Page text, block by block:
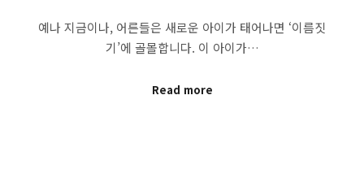
예나 지금이나, 어른들은 새로운 아이가 태어나면 ‘이름짓
기’에 골몰합니다. 이 아이가…
Read more